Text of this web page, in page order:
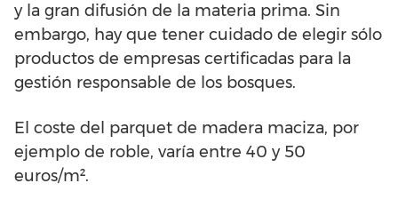
y la gran difusión de la materia prima. Sin
embargo, hay que tener cuidado de elegir sólo
productos de empresas certificadas para la
gestión responsable de los bosques.
El coste del parquet de madera maciza, por
ejemplo de roble, varía entre 40 y 50
euros/m².